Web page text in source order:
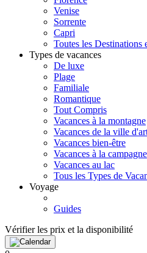
Venise
Sorrente
Capri
Toutes les Destinations
Types de vacances
De luxe
Plage
Familiale
Romantique
Tout Compris
Vacances à la montagne
Vacances de la ville
Vacances bien-être
Vacances à la campagne
Vacances au lac
Tous les Types de
Voyage
Guides
Vérifier les prix et la disponibilité